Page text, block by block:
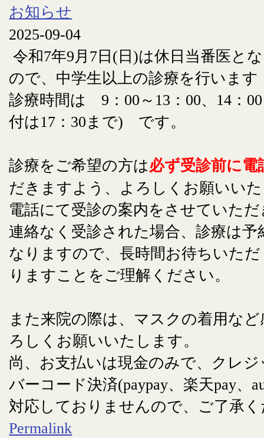
お知らせ
2025-09-04
令和7年9月7日(日)は休日当番医と
ので、中学生以上の診療を行います
診療時間は 9：00～13：00、14：
付は17：30まで) です。
診療をご希望の方は必ず受診前に電
だきますよう、よろしくお願いい
電話にて受診の案内をさせていた
連絡なく受診された場合、診療は予
なりますので、長時間お待ちいた
りますことをご理解ください。
また来院の際は、マスクの着用な
ろしくお願いいたします。
尚、お支払いは現金のみで、クレ
バーコード決済(paypay、楽天pay、
対応しておりませんので、ご了承
Permalink